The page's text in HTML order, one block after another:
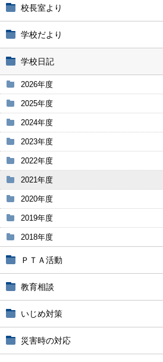
校長室より
学校だより
学校日記
2026年度
2025年度
2024年度
2023年度
2022年度
2021年度
2020年度
2019年度
2018年度
ＰＴＡ活動
教育相談
いじめ対策
災害時の対応